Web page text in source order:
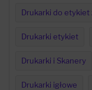
Drukarki do etykiet
Drukarki etykiet
Drukarki i Skanery
Drukarki igłowe